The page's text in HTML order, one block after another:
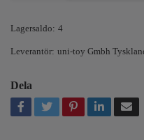
Lagersaldo: 4
Leverantör: uni-toy Gmbh
Dela